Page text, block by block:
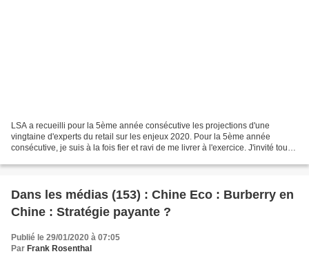
LSA a recueilli pour la 5ème année consécutive les projections d'une
vingtaine d'experts du retail sur les enjeux 2020. Pour la 5ème année
consécutive, je suis à la fois fier et ravi de me livrer à l'exercice. J'invité tous
Dans les médias (153) : Chine Eco : Burberry en
Chine : Stratégie payante ?
Publié le 29/01/2020 à 07:05
Par Frank Rosenthal